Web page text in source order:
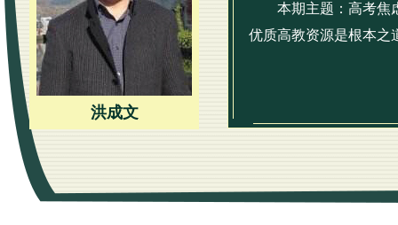
洪成文
本期主题：高考焦
优质高教资源是根本之